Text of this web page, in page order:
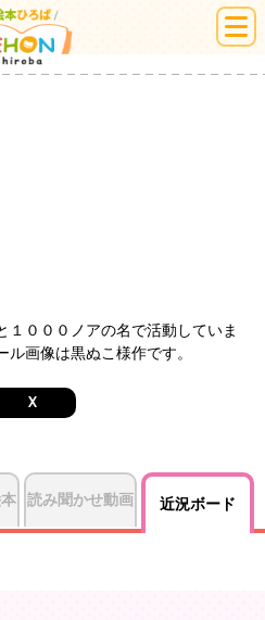
絵本ひろば
１０００ノアの名で活動していま
ル画像は黒ぬこ様作です。
X
読み聞かせ動画 近況ボード